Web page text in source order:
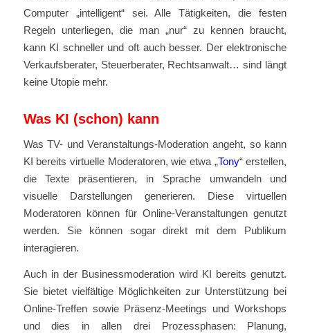
Computer „intelligent“ sei. Alle Tätigkeiten, die festen
Regeln unterliegen, die man „nur“ zu kennen braucht,
kann KI schneller und oft auch besser. Der elektronische
Verkaufsberater, Steuerberater, Rechtsanwalt… sind längt
keine Utopie mehr.
Was KI (schon) kann
Was TV- und Veranstaltungs-Moderation angeht, so kann
KI bereits virtuelle Moderatoren, wie etwa „Tony“ erstellen,
die Texte präsentieren, in Sprache umwandeln und
visuelle Darstellungen generieren. Diese virtuellen
Moderatoren können für Online-Veranstaltungen genutzt
werden. Sie können sogar direkt mit dem Publikum
interagieren.
Auch in der Businessmoderation wird KI bereits genutzt.
Sie bietet vielfältige Möglichkeiten zur Unterstützung bei
Online-Treffen sowie Präsenz-Meetings und Workshops
und dies in allen drei Prozessphasen: Planung,